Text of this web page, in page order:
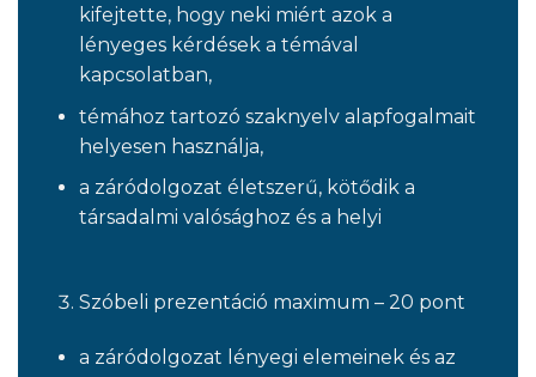
kifejtette, hogy neki miért azok a
lényeges kérdések a témával
kapcsolatban,
témához tartozó szaknyelv alapfogalmait
helyesen használja,
a záródolgozat életszerű, kötődik a
társadalmi valósághoz és a helyi
Szóbeli prezentáció maximum – 20 pont
a záródolgozat lényegi elemeinek és az